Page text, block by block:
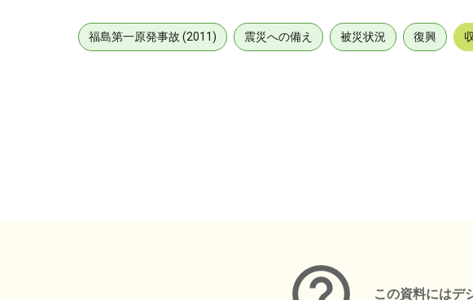
福島第一原発事故 (2011) 震災への備え 被災状況 復興
この資料にはデ